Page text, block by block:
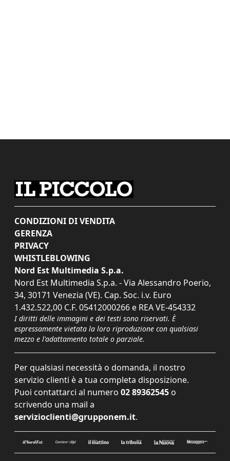
CONDIZIONI DI VENDITA
GERENZA
PRIVACY
WHISTLEBLOWING
Nord Est Multimedia S.p.a.
Nord Est Multimedia S.p.a. - Via Alessandro Poerio,
34, 30171 Venezia (VE). Cap. Soc. i.v. Euro
1.432.522,00 C.F. 05412000266 e REA VE-454332
I diritti delle immagini e dei testi sono riservati. È
espressamente vietata la loro riproduzione con qualsiasi
mezzo e l'adattamento totale o parziale.
Per qualsiasi necessità o domanda, il nostro
servizio clienti è a tua completa disposizione.
Puoi contattarci al numero 02 89362545 o
scrivendo una mail a
servizioclienti@grupponem.it.